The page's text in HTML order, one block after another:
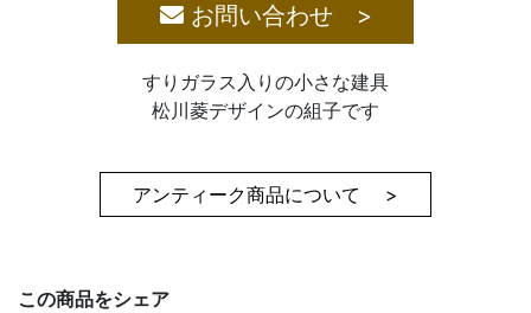
お問い合わせ >
すりガラス入りの小さな建具
松川菱デザインの組子です
アンティーク商品について >
この商品をシェア